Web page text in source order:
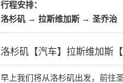
行程安排：
洛杉矶 → 拉斯维加斯 → 圣乔治
洛杉矶【汽车】拉斯维加斯
早上我们将从洛杉矶出发，前往